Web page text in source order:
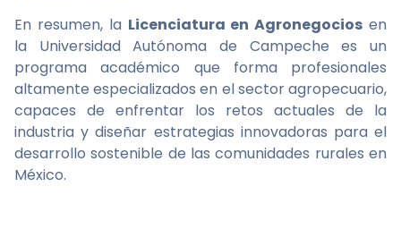
En resumen, la Licenciatura en Agronegocios en
la Universidad Autónoma de Campeche es un
programa académico que forma profesionales
altamente especializados en el sector agropecuario,
capaces de enfrentar los retos actuales de la
industria y diseñar estrategias innovadoras para el
desarrollo sostenible de las comunidades rurales en
México.